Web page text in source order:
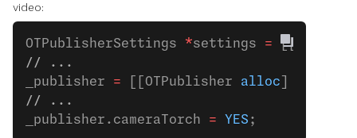
video:
OTPublisherSettings *settings =
// ...
_publisher = [[OTPublisher alloc
// ...
_publisher.cameraTorch = YES ;